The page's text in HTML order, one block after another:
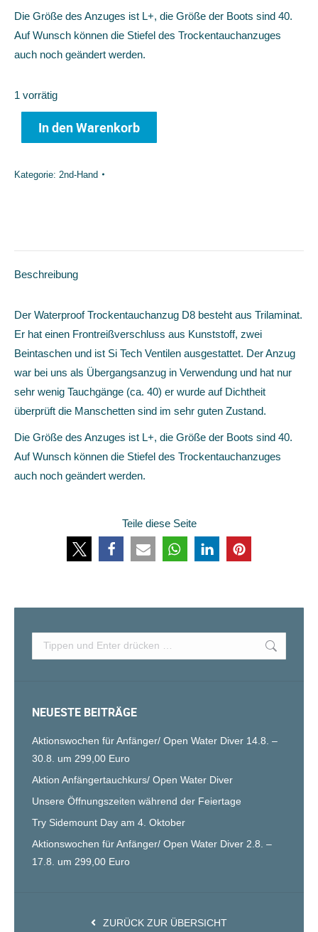
Die Größe des Anzuges ist L+, die Größe der Boots sind 40.
Auf Wunsch können die Stiefel des Trockentauchanzuges
auch noch geändert werden.
1 vorrätig
In den Warenkorb
Kategorie: 2nd-Hand
Beschreibung
Der Waterproof Trockentauchanzug D8 besteht aus Trilaminat.
Er hat einen Frontreißverschluss aus Kunststoff, zwei
Beintaschen und ist Si Tech Ventilen ausgestattet. Der Anzug
war bei uns als Übergangsanzug in Verwendung und hat nur
sehr wenig Tauchgänge (ca. 40) er wurde auf Dichtheit
überprüft die Manschetten sind im sehr guten Zustand.
Die Größe des Anzuges ist L+, die Größe der Boots sind 40.
Auf Wunsch können die Stiefel des Trockentauchanzuges
auch noch geändert werden.
Teile diese Seite
Search:
NEUESTE BEITRÄGE
Aktionswochen für Anfänger/ Open Water Diver 14.8. –
30.8. um 299,00 Euro
Aktion Anfängertauchkurs/ Open Water Diver
Unsere Öffnungszeiten während der Feiertage
Try Sidemount Day am 4. Oktober
Aktionswochen für Anfänger/ Open Water Diver 2.8. –
17.8. um 299,00 Euro
ZURÜCK ZUR ÜBERSICHT